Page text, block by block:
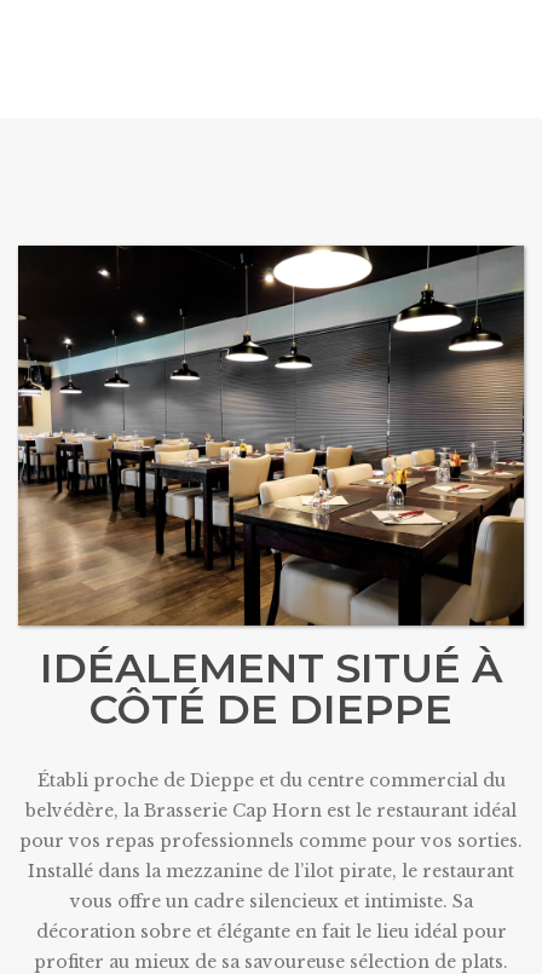
IDÉALEMENT SITUÉ À
CÔTÉ DE DIEPPE
Établi proche de Dieppe et du centre commercial du
belvédère, la Brasserie Cap Horn est le restaurant idéal
pour vos repas professionnels comme pour vos sorties.
Installé dans la mezzanine de l’ilot pirate, le restaurant
vous offre un cadre silencieux et intimiste. Sa
décoration sobre et élégante en fait le lieu idéal pour
profiter au mieux de sa savoureuse sélection de plats.